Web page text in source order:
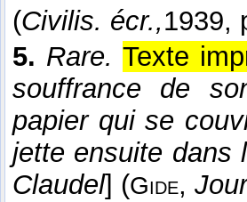
(Civilis. écr.,1939,
5. Rare. Texte
souffrance de
papier qui se
jette ensuite dans
Claudel] (Gide,